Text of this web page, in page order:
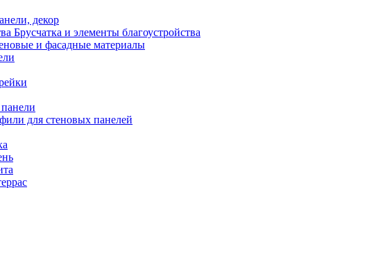
декор
Брусчатка и элементы благоустройства
и фасадные материалы
для стеновых панелей